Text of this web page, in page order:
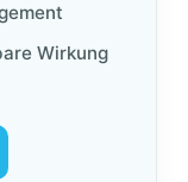
Wirkung